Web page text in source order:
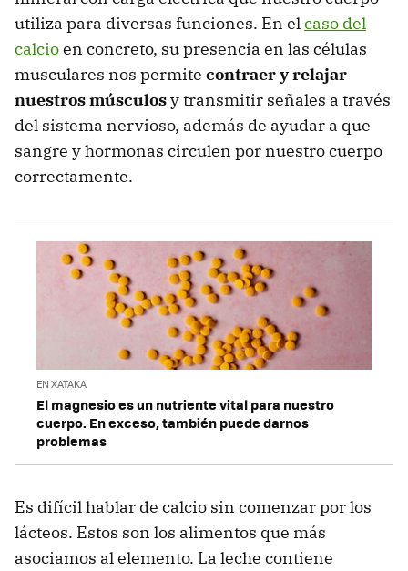
utiliza para diversas funciones. En elcaso del
calcioen concreto, su presencia en las células
musculares nos permite contraer y relajar
nuestros músculosy transmitir señales a través
del sistema nervioso, además de ayudar a que
sangre y hormonas circulen por nuestro cuerpo
correctamente.
EN XATAKA
El magnesio es un nutriente vital para nuestro
cuerpo. En exceso, también puede darnos
problemas
Es difícil hablar de calcio sin comenzar por los
lácteos. Estos son los alimentos que más
asociamos al elemento. La leche contiene